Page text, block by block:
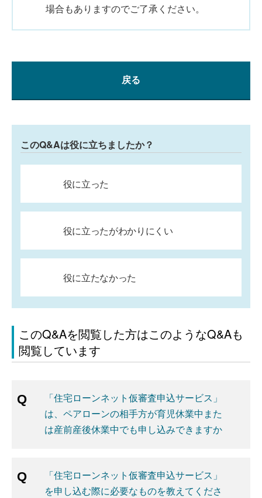
場合もありますのでご了承ください。
戻る
このQ&Aは役に立ちましたか？
役に立った
役に立ったがわかりにくい
役に立たなかった
このQ&Aを閲覧した方はこのようなQ&Aも
閲覧しています
「住宅ローンネット仮審査申込サービス」
は、ペアローンの相手方が育児休業中また
は産前産後休業中でも申し込みできますか
「住宅ローンネット仮審査申込サービス」
を申し込む際に必要なものを教えてくださ